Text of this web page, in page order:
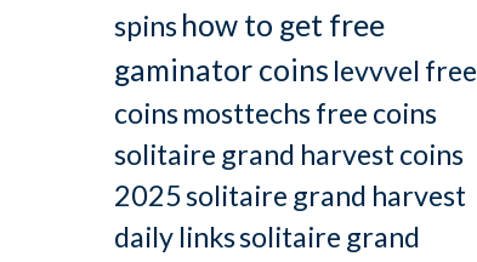
spinshow to get free
gaminator coins levvvel free
coinsmosttechs free coins
solitaire grand harvest coins
2025solitaire grand harvest
daily linkssolitaire grand